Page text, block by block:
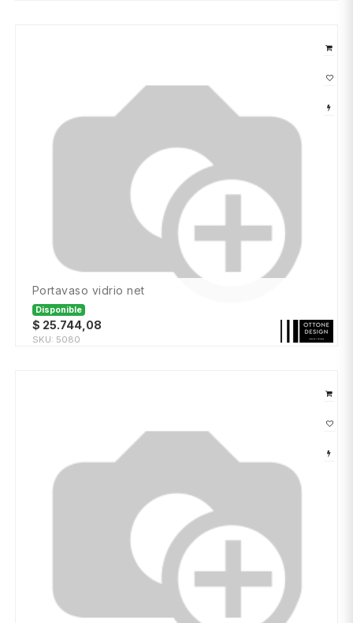
portavaso vidrio net
Disponible
$ 25.744,08
SKU: 5080